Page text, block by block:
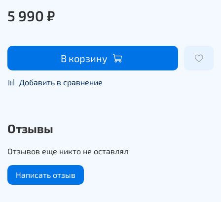
5 990 ₽
В корзину
Добавить в сравнение
Отзывы
Отзывов еще никто не оставлял
Написать отзыв